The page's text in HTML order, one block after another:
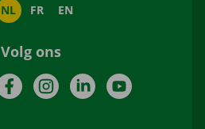
NL FR EN
Volg ons
FacebookInstagramLinkedInYouTube